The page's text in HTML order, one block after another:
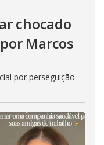
chocado
Marcos
por perseguição